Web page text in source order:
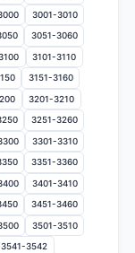
3001-3010
3051-3060
3101-3110
3151-3160
3201-3210
3251-3260
3301-3310
3351-3360
3401-3410
3451-3460
3501-3510
3541-3542